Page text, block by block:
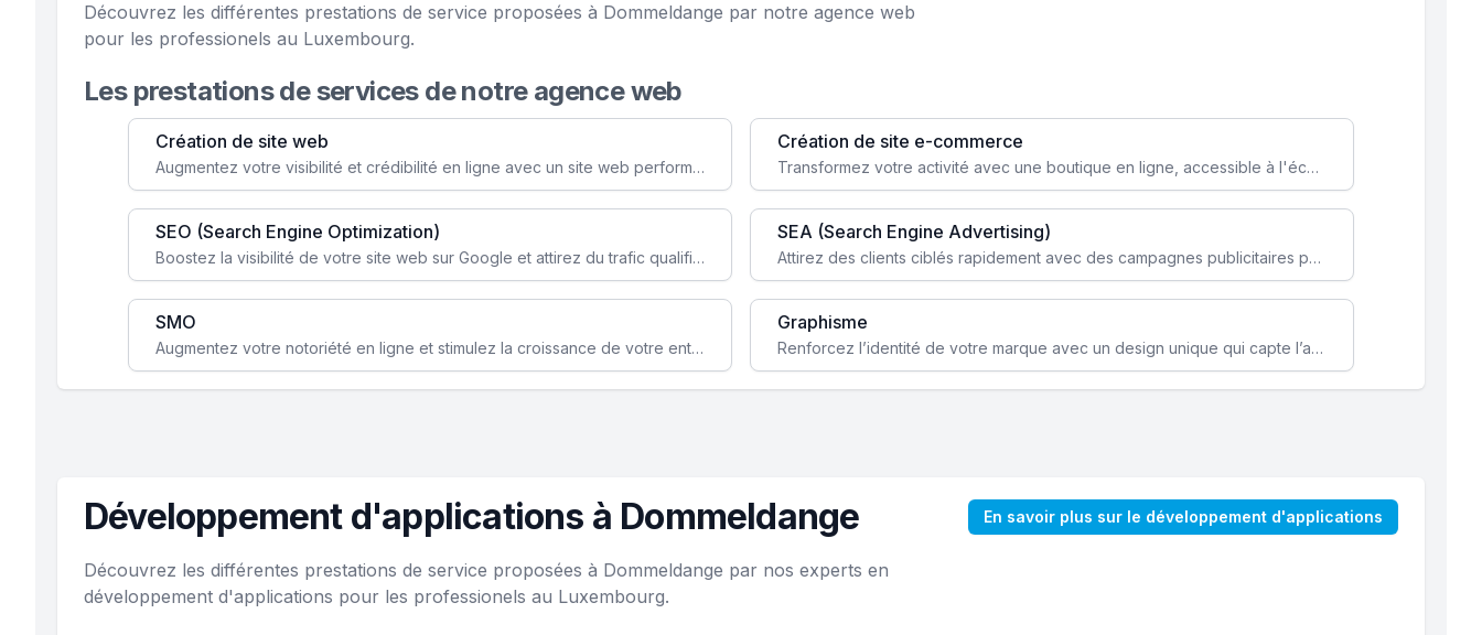
Découvrez les différentes prestations de service proposées à Dommeldange par notre agence web
pour les professionels au Luxembourg.
Les prestations de services de notre agence web
Création de site web
Augmentez votre visibilité et crédibilité en ligne avec un site web performant, conçu pour attirer plus de clients.
Création de site e-commerce
Transformez votre activité avec une boutique en ligne, accessible à l'échelle mondiale 24/7.
SEO (Search Engine Optimization)
Boostez la visibilité de votre site web sur Google et attirez du trafic qualifié grâce à nos stratégies SEO.
SEA (Search Engine Advertising)
Attirez des clients ciblés rapidement avec des campagnes publicitaires payantes optimisées pour vos objectifs.
SMO
Augmentez votre notoriété en ligne et stimulez la croissance de votre entreprise grâce à une stratégie sociale sur mesure.
Graphisme
Renforcez l’identité de votre marque avec un design unique qui capte l’attention et engage vos clients.
Développement d'applications à Dommeldange En savoir plus sur le développement d'applications
Découvrez les différentes prestations de service proposées à Dommeldange par nos experts en
développement d'applications pour les professionels au Luxembourg.